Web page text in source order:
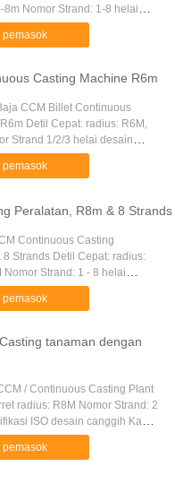
8m Nomor Strand: 1-8 helai
1. Dasar siaga parameter
...
pemasok
Casting Machine R6m
CCM Billet Continuous
Detil Cepat: radius: R6M,
Strand 1/2/3 helai desain
aman Energi yang rendah
Kami dapat ...
pemasok
Peralatan, R8m & 8 Strands
Continuous Casting
8 Strands Detil Cepat: radius:
Nomor Strand: 1 - 8 helai
desain canggih operasi
yang rendah dan ...
pemasok
tanaman dengan
/ Continuous Casting Plant
radius: R8M Nomor Strand: 2
ISO desain canggih Kami
kualitas tinggi mesin
dari 1 ...
pemasok